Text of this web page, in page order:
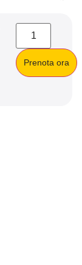
Prenota ora